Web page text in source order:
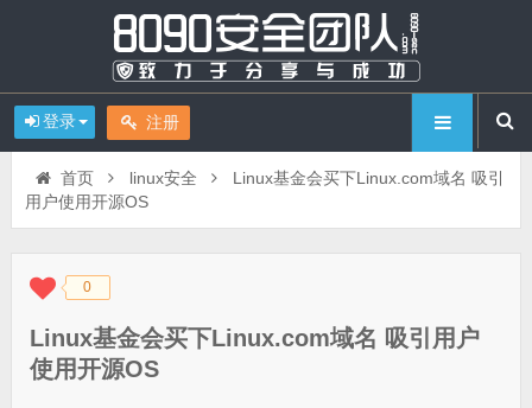
登录 注册
首页 linux安全
Linux基金会买下Linux.com域名 吸引
用户使用开源OS
◆◆ 0
Linux基金会买下Linux.com域名 吸引用户
使用开源OS